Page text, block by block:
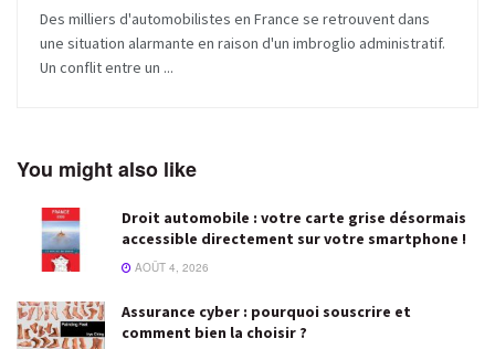
Des milliers d'automobilistes en France se retrouvent dans
une situation alarmante en raison d'un imbroglio administratif.
Un conflit entre un ...
You might also like
Droit automobile : votre carte grise désormais
accessible directement sur votre smartphone !
AOÛT 4, 2026
Assurance cyber : pourquoi souscrire et
comment bien la choisir ?